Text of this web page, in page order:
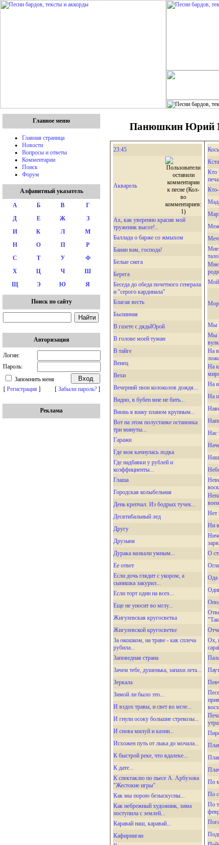
Главное меню
Главная страница
Новости
Вопросы и ответы
Комментарии
Поиск
Форум
Алфавитный указатель
А Б В
Г
Д
Е Ж
З
И
К Л
М
Н
О П
Р
С
Т У
Ф
Х
Ц Ч
Ш
Щ
Э Ю Я
Поиск по сайту
Авторизация
Логин:
Пароль:
Запомнить меня
[ Регистрация ] [ Забыли пароль? ]
Реклама
Панюшкин Юрий
23:45
Акварель
Ах, как уверенно красив мой
труженик высот!..
Баллада о барже со жмыхом
Банан вам, господа!
Белые снега
Берега
Беседа до обеда почетного генерала
и "серого кардинала"
Благая весть
Былинная
В газете с дядьЮрой
В голове моей туман
В тайге
Венец
Вехи
Вечерний звон колоколов дождя...
Видно, в бубен мне не бить...
Вновь я вижу планом крупным...
Вот на этом полустанке остановка
три минуты...
Гаражи
Где моя качнулась лодка
Где надбавки у рублей и
коэффициенты...
Глаша
Городская колыбельная
День крепчал. Из бодрых тучек...
Десятибальный лед
Другу
Друзьям
Дурака назвали умным...
Ее ответ
Если дочь глядит с укором, а
сынишка закурил...
Если торт один на всех...
Еще не уносит во мглу...
Жигулевская кругосветка
Жигулевской кругосветке
За окошком, на траве - как сплеча
рубила...
Заповедная страна
Зачем тебе, душенька, запахи лета...
Зеркала
Зимой ли было это...
И вздох травы, и свет во мгле...
И гнули осоку большие стрекозы...
И снова милуй и казни...
Исхожен путь от лыка до мочала...
К быстрой реке, что вдалеке...
К дате...
К спектаклю по пьесе А. Арбузова
"Жестокие игры"
Как мы порою безыскусны...
Как небрежный художник, зима
поступила с землей...
Каравай наш, каравай...
Кафирниган
Кто
Мне
Мой
Мы -
Мы
На
На
На
На
Нас
Наш
Нет
Ни
О
Ода
Ох,
По
По
По